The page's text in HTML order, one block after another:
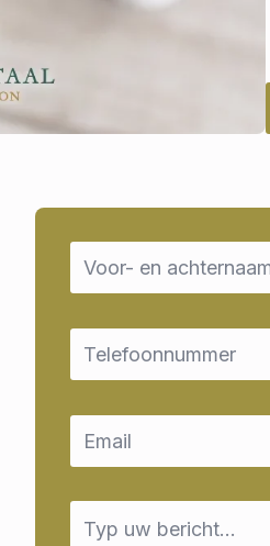
Name
*
Email
Email
Message